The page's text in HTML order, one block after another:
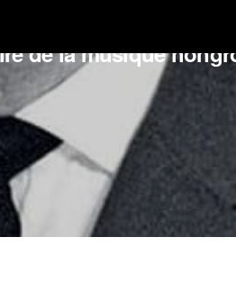
de la musique